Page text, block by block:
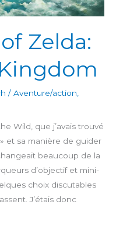
Zelda:
/ Aventure/action
Wild, que j’avais trouvé
et sa manière de guider
beaucoup de la
d’objectif et mini-
choix discutables
J’étais donc